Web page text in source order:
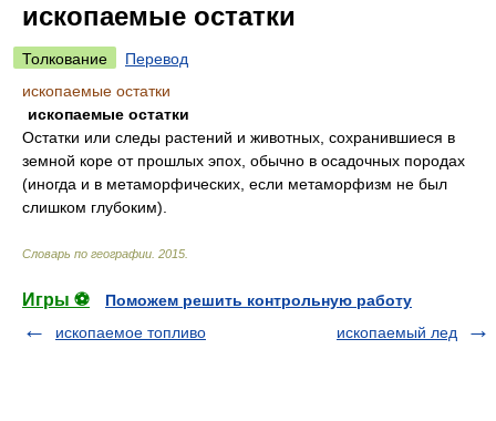
ископаемые остатки
Толкование
Перевод
ископаемые остатки
ископаемые остатки
Остатки или следы растений и животных, сохранившиеся в
земной коре от прошлых эпох, обычно в осадочных породах
(иногда и в метаморфических, если метаморфизм не был
слишком глубоким).
Словарь по географии 2015
Игры ⚽
Поможем решить контрольную работу
ископаемое топливо
ископаемый лед